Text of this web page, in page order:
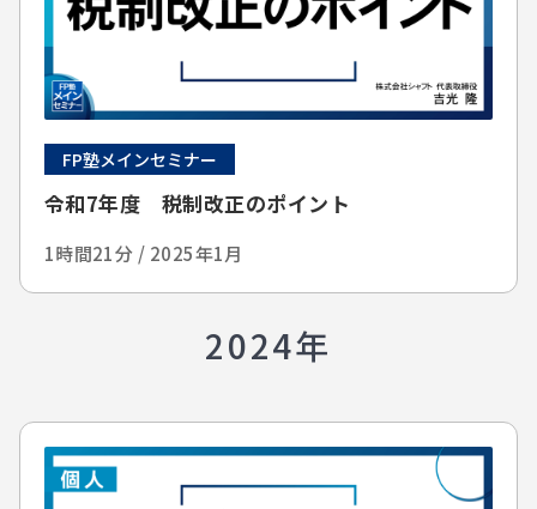
FP塾メインセミナー
令和7年度 税制改正のポイント
1時間21分 / 2025年1月
2024年